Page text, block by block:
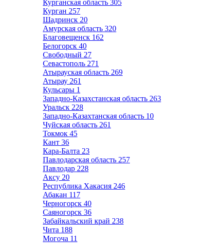
Курганская область 305
Курган 257
Шадринск 20
Амурская область 320
Благовещенск 162
Белогорск 40
Свободный 27
Севастополь 271
Атырауская область 269
Атырау 261
Кульсары 1
Западно-Казахстанская область 263
Уральск 228
Западно-Казахтанская область 10
Чуйская область 261
Токмок 45
Кант 36
Кара-Балта 23
Павлодарская область 257
Павлодар 228
Аксу 20
Республика Хакасия 246
Абакан 117
Черногорск 40
Саяногорск 36
Забайкальский край 238
Чита 188
Могоча 11